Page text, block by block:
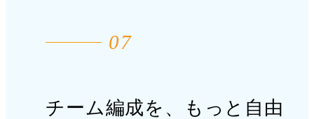
07
チーム編成を、もっと自由